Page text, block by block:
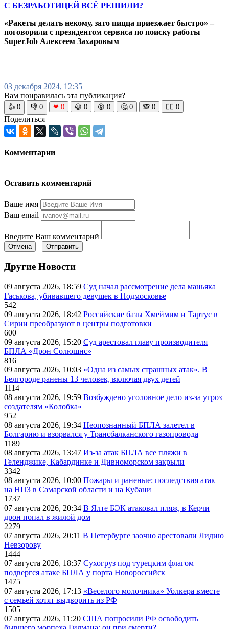
С БЕЗРАБОТИЦЕЙ ВСЁ РЕШИЛИ?
«Ракеты делать некому, зато пицца приезжает быстро» –
поговорили с президентом сервиса по поиску работы
SuperJob Алексеем Захаровым
03 декабря 2024, 12:35
Вам понравилась эта публикация?
👍 0 👎 0 ❤ 0 😆 0 😡 0 🤔 0 🙈 0 🧘‍♀️ 0
Поделиться
Комментарии
Оставить комментарий
Ваше имя
Ваш email
Введите Ваш комментарий
Отмена Отправить
Другие Новости
09 августа 2026, 18:59 Суд начал рассмотрение дела маньяка
Гаськова, убивавшего девушек в Подмосковье
542
09 августа 2026, 18:42 Российские базы Хмеймим и Тартус в
Сирии преобразуют в центры подготовки
600
09 августа 2026, 15:20 Суд арестовал главу производителя
БПЛА «Дрон Солюшнс»
816
09 августа 2026, 10:03 «Одна из самых страшных атак». В
Белгороде ранены 13 человек, включая двух детей
1114
08 августа 2026, 19:59 Возбуждено уголовное дело из-за угроз
создателям «Колобка»
952
08 августа 2026, 19:34 Неопознанный БПЛА залетел в
Болгарию и взорвался у Трансбалканского газопровода
1189
08 августа 2026, 13:47 Из-за атак БПЛА все пляжи в
Геленджике, Кабардинке и Дивноморском закрыли
3342
08 августа 2026, 10:00 Пожары и раненые: последствия атак
на НПЗ в Самарской области и на Кубани
1737
07 августа 2026, 20:34 В Ялте БЭК атаковал пляж, в Керчи
дрон попал в жилой дом
2279
07 августа 2026, 20:11 В Петербурге заочно арестовали Лидию
Невзорову
1444
07 августа 2026, 18:37 Сухогруз под турецким флагом
подвергся атаке БПЛА у порта Новороссийск
1475
07 августа 2026, 17:13 «Веселого молочника» Уолкера вместе
с семьей хотят выдворить из РФ
1505
07 августа 2026, 11:20 США попросили РФ освободить